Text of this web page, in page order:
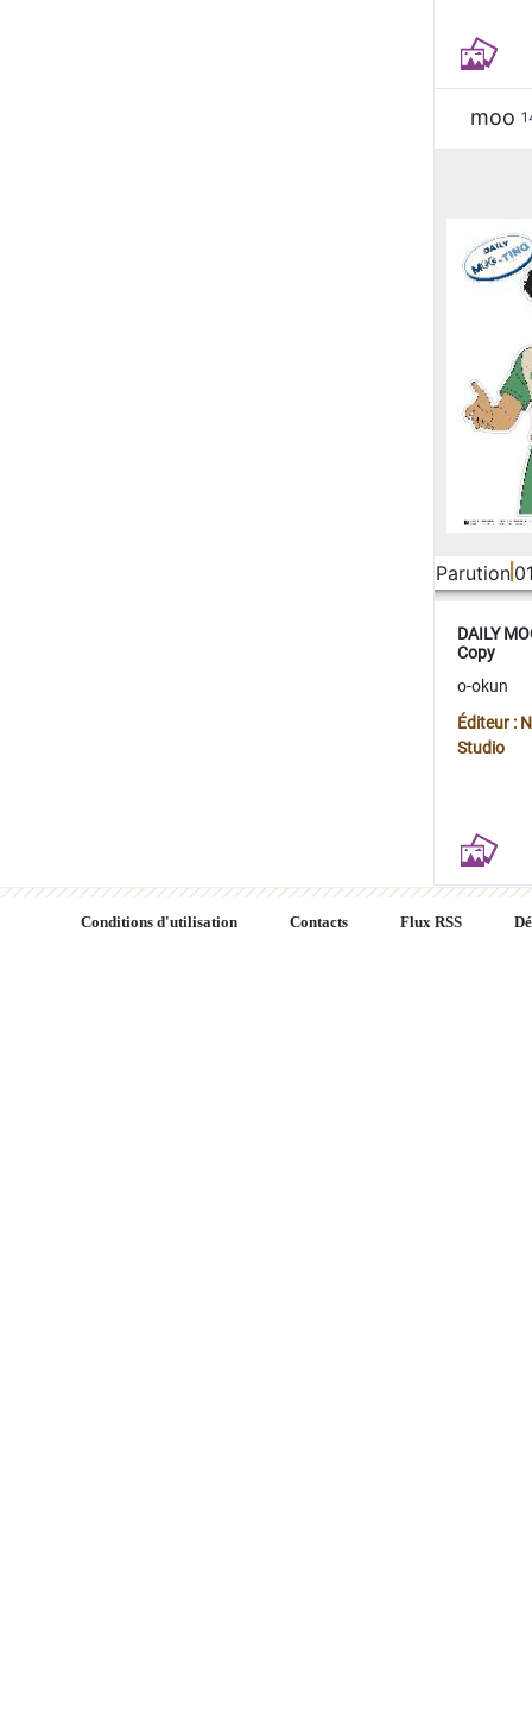
moo
Parution
DAILY
Copy
o-okun
Éditeur :
Studio
Conditions d'utilisation Contacts Flux RSS